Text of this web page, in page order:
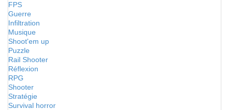
FPS
Guerre
Infiltration
Musique
Shoot'em up
Puzzle
Rail Shooter
Réflexion
RPG
Shooter
Stratégie
Survival horror